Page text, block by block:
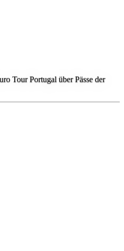
Tour Portugal über Pässe der